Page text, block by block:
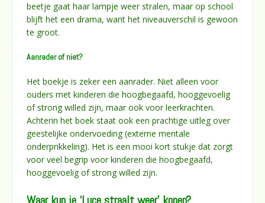
beetje gaat haar lampje weer stralen, maar op school
blijft het een drama, want het niveauverschil is gewoon
te groot.
Aanrader of niet?
Het boekje is zeker een aanrader. Niet alleen voor
ouders met kinderen die hoogbegaafd, hooggevoelig
of strong willed zijn, maar ook voor leerkrachten.
Achterin het boek staat ook een prachtige uitleg over
geestelijke ondervoeding (externe mentale
onderprikkeling). Het is een mooi kort stukje dat zorgt
voor veel begrip voor kinderen die hoogbegaafd,
hooggevoelig of strong willed zijn.